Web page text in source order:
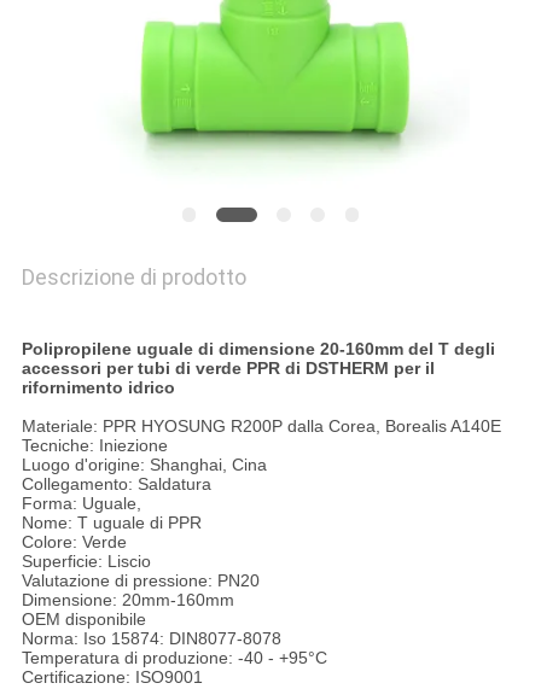
Descrizione di prodotto
Polipropilene uguale di dimensione 20-160mm del T degli
accessori per tubi di verde PPR di DSTHERM per il
rifornimento idrico
Materiale: PPR HYOSUNG R200P dalla Corea, Borealis A140E
Tecniche: Iniezione
Luogo d'origine: Shanghai, Cina
Collegamento: Saldatura
Forma: Uguale,
Nome: T uguale di PPR
Colore: Verde
Superficie: Liscio
Valutazione di pressione: PN20
Dimensione: 20mm-160mm
OEM disponibile
Norma: Iso 15874: DIN8077-8078
Temperatura di produzione: -40 - +95°C
Certificazione: ISO9001